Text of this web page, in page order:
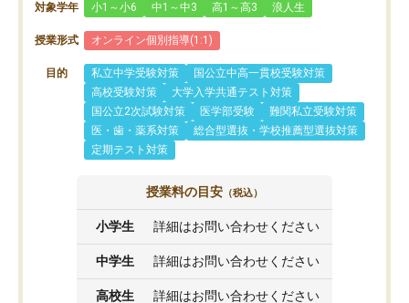
対象学年 小1～小6 中1～中3 高1～高3 浪人生
授業形式 オンライン個別指導(1:1)
目的 私立中学受験対策
国公立中高一貫校受験対策
高校受験対策
大学入学共通テスト対策
国公立2次試験対策
医学部受験
難関私立受験対策
医・歯・薬系対策
総合型選抜・学校推薦型選抜対策
定期テスト対策
授業料の目安 （税込）
小学生 詳細はお問い合わせください
中学生 詳細はお問い合わせください
高校生 詳細はお問い合わせください